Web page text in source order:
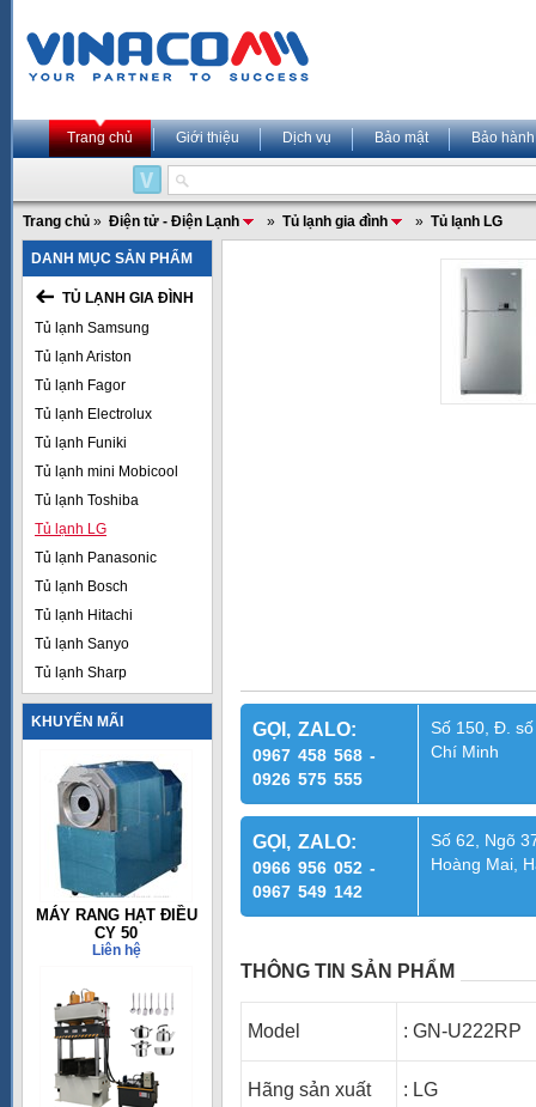
Trang chủ Giới thiệu Dịch vụ Bảo mật Bảo hành
Trang chủ » Điện tử - Điện Lạnh » Tủ lạnh gia đình » Tủ lạnh LG
DANH MỤC SẢN PHẨM
TỦ LẠNH GIA ĐÌNH
Tủ lạnh Samsung
Tủ lạnh Ariston
Tủ lạnh Fagor
Tủ lạnh Electrolux
Tủ lạnh Funiki
Tủ lạnh mini Mobicool
Tủ lạnh Toshiba
Tủ lạnh LG
Tủ lạnh Panasonic
Tủ lạnh Bosch
Tủ lạnh Hitachi
Tủ lạnh Sanyo
Tủ lạnh Sharp
KHUYẾN MÃI
MÁY RANG HẠT ĐIỀU
CY 50
Liên hệ
GỌI, ZALO:
0967 458 568 -
0926 575 555
Số 150, Đ.
Chí Minh
GỌI, ZALO:
0966 956 052 -
0967 549 142
Số 62, Ngõ
Hoàng Mai,
THÔNG TIN SẢN PHẨM
Model : GN-U222RP
Hãng sản xuất : LG